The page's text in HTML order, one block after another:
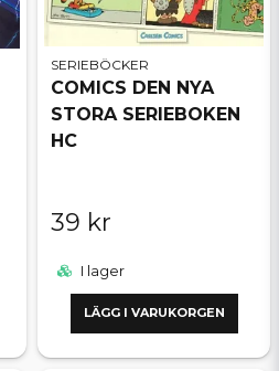
SERIEBÖCKER
COMICS DEN NYA
STORA SERIEBOKEN
HC
39 kr
I lager
LÄGG I VARUKORGEN